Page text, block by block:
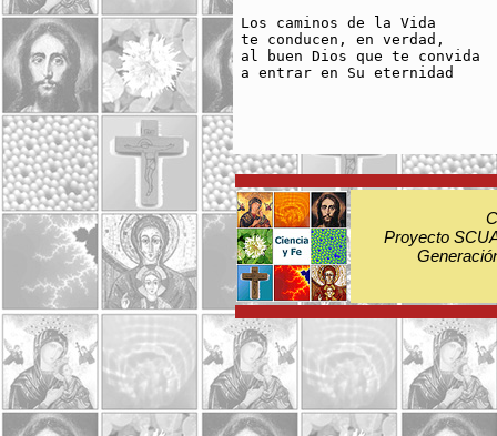
Los caminos de la Vida
te conducen, en verdad,
al buen Dios que te convida
a entrar en Su eternidad
Proyecto